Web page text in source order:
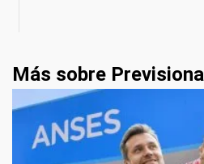
Más sobre Previsional